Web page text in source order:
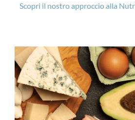
Scopri il nostro approccio alla